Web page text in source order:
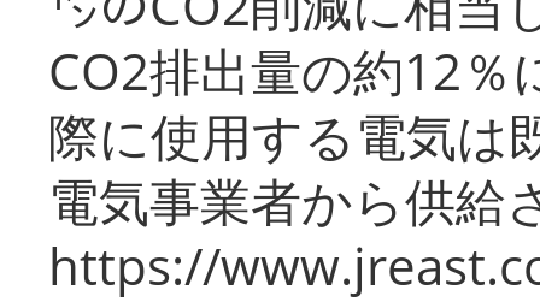
CO2排出量の約12％
際に使用する電気は
電気事業者から供給
https://